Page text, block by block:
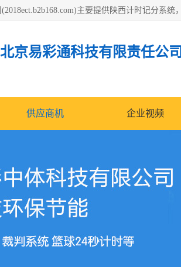
北京易彩通科技有限责任公司
供应商机 企业视频